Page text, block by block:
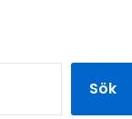
Sök